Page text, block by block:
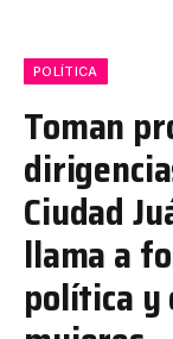
POLÍTICA
Toman
Ciudad
llama a
política y